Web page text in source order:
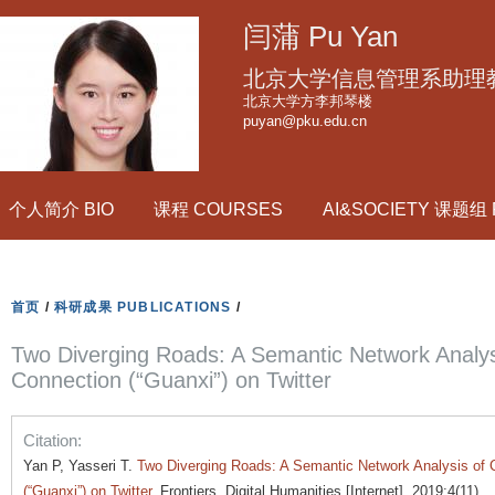
到
要
内
闫蒲 Pu Yan
北京大学信息管理系助理
北京大学方李邦琴楼
puyan@pku.edu.cn
个人简介 BIO 课程 COURSES AI&SOCIETY 课题
首页 / 科研成果 PUBLICATIONS /
Two Diverging Roads: A Semantic Network
Connection (“Guanxi”) on Twitter
Citation:
Yan P, Yasseri T. Two Diverging Roads: A Semantic Network Analysis of
(“Guanxi”) on Twitter. Frontiers. Digital Humanities [Internet]. 2019;4(11).